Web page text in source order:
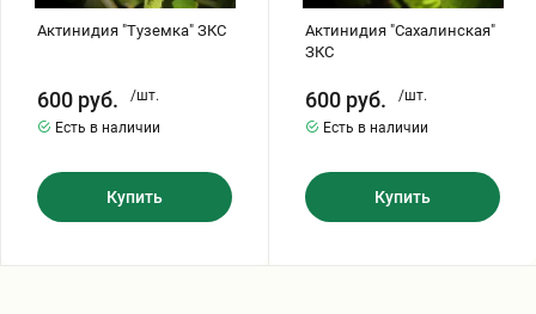
Актинидия "Туземка" ЗКС
600 руб.
/шт.
Есть в наличии
Купить
Актинидия "Сахалинская"
ЗКС
600 руб.
/шт.
Есть в наличии
Купить